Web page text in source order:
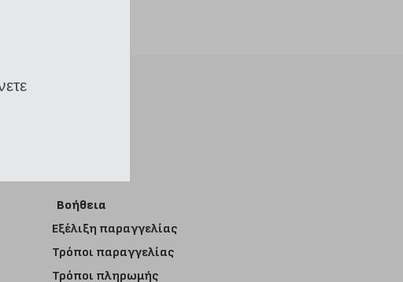
Βοήθεια
Εξέλιξη παραγγελίας
Τρόποι παραγγελίας
Τρόποι πληρωμής